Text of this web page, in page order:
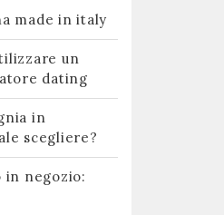
made in italy
un
dating
in
scegliere?
in negozio: